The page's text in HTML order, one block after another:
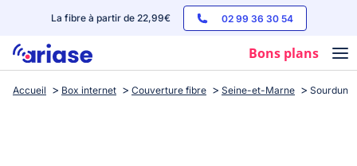
La fibre à partir de 22,99€ 02 99 36 30 54
Bons plans
Box internet
Accueil Box internet Couverture fibre Seine-et-Marne Sourdun